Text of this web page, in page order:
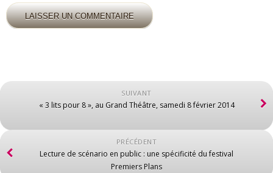
SUIVANT
« 3 lits pour 8 », au Grand Théâtre, samedi 8 février 2014
PRÉCÉDENT
Lecture de scénario en public : une spécificité du festival
Premiers Plans